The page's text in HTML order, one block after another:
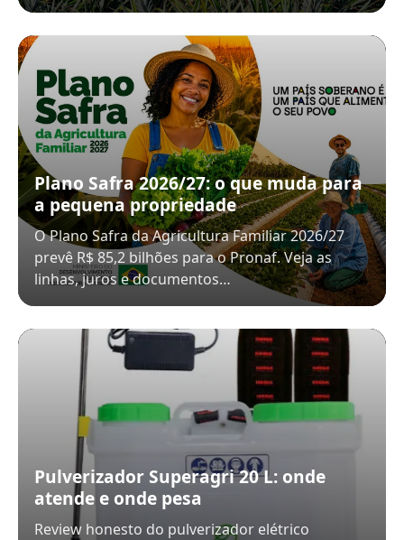
Plano Safra 2026/27: o que muda para
a pequena propriedade
O Plano Safra da Agricultura Familiar 2026/27
prevê R$ 85,2 bilhões para o Pronaf. Veja as
linhas, juros e documentos…
Pulverizador Superagri 20 L: onde
atende e onde pesa
Review honesto do pulverizador elétrico